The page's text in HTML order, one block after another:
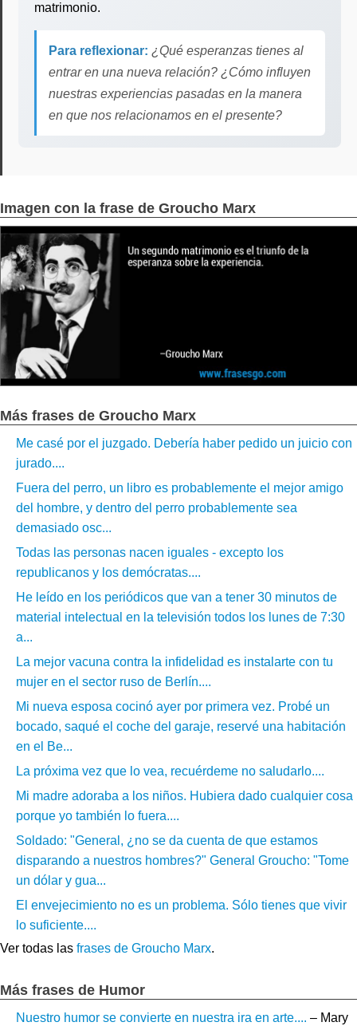
matrimonio.
Para reflexionar: ¿Qué esperanzas tienes al
entrar en una nueva relación? ¿Cómo influyen
nuestras experiencias pasadas en la manera
en que nos relacionamos en el presente?
Imagen con la frase de Groucho Marx
Más frases de Groucho Marx
Me casé por el juzgado. Debería haber pedido un juicio con
jurado....
Fuera del perro, un libro es probablemente el mejor amigo
del hombre, y dentro del perro probablemente sea
demasiado osc...
Todas las personas nacen iguales - excepto los
republicanos y los demócratas....
He leído en los periódicos que van a tener 30 minutos de
material intelectual en la televisión todos los lunes de 7:30
a...
La mejor vacuna contra la infidelidad es instalarte con tu
mujer en el sector ruso de Berlín....
Mi nueva esposa cocinó ayer por primera vez. Probé un
bocado, saqué el coche del garaje, reservé una habitación
en el Be...
La próxima vez que lo vea, recuérdeme no saludarlo....
Mi madre adoraba a los niños. Hubiera dado cualquier cosa
porque yo también lo fuera....
Soldado: "General, ¿no se da cuenta de que estamos
disparando a nuestros hombres?" General Groucho: "Tome
un dólar y gua...
El envejecimiento no es un problema. Sólo tienes que vivir
lo suficiente....
Ver todas las frases de Groucho Marx.
Más frases de Humor
Nuestro humor se convierte en nuestra ira en arte.... – Mary